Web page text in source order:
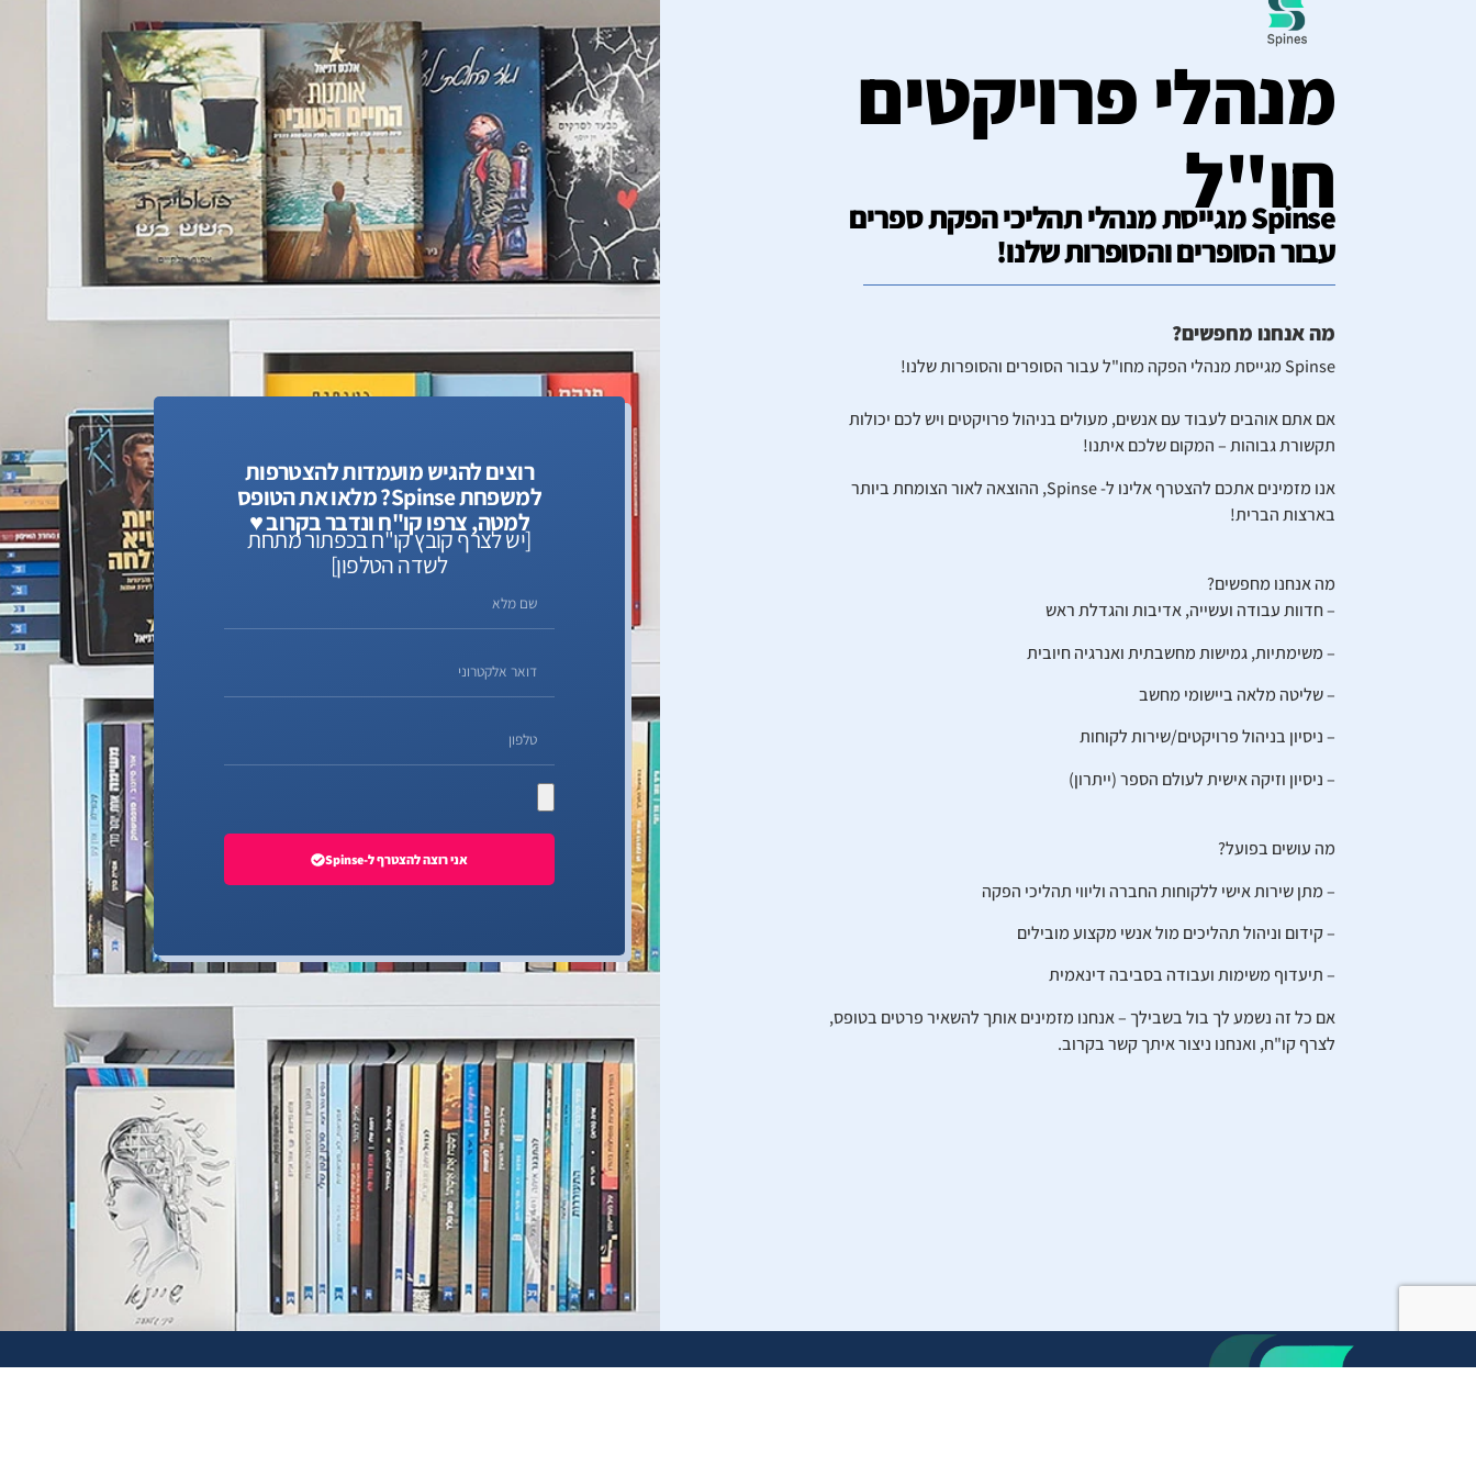
מנהלי פרויקטים
חו"לSpinse מגייסת מנהלי תהליכי הפקת ספרים
עבור הסופרים והסופרות שלנו!
מה אנחנו מחפשים?
Spinse מגייסת מנהלי הפקה מחו"ל עבור הסופרים והסופרות שלנו!
אם אתם אוהבים לעבוד עם אנשים, מעולים בניהול פרויקטים ויש לכם יכולות
תקשורת גבוהות – המקום שלכם איתנו!
אנו מזמינים אתכם להצטרף אלינו ל- Spinse, ההוצאה לאור הצומחת ביותר
בארצות הברית!
מה אנחנו מחפשים?
– חדוות עבודה ועשייה, אדיבות והגדלת ראש
– משימתיות, גמישות מחשבתית ואנרגיה חיובית
– שליטה מלאה ביישומי מחשב
– ניסיון בניהול פרויקטים/שירות לקוחות
– ניסיון וזיקה אישית לעולם הספר (ייתרון)
מה עושים בפועל?
– מתן שירות אישי ללקוחות החברה וליווי תהליכי הפקה
– קידום וניהול תהליכים מול אנשי מקצוע מובילים
– תיעדוף משימות ועבודה בסביבה דינאמית
אם כל זה נשמע לך בול בשבילך – אנחנו מזמינים אותך להשאיר פרטים בטופס,
לצרף קו"ח, ואנחנו ניצור איתך קשר בקרוב.
רוצים להגיש מועמדות להצטרפות
למשפחת Spinse? מלאו את הטופס
למטה, צרפו קו"ח ונדבר בקרוב ♥️
[יש לצרף קובץ קו"ח בכפתור מתחת
לשדה הטלפון]
אני רוצה להצטרף ל-Spinse